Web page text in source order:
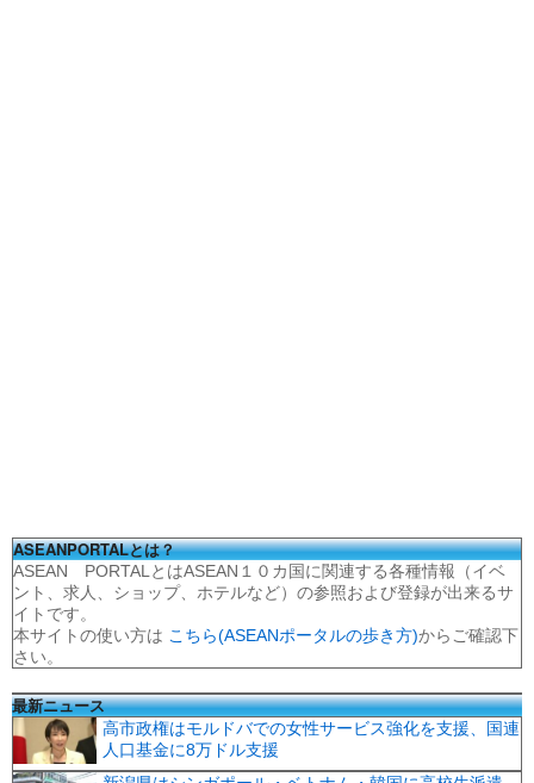
ASEANPORTALとは？
ASEAN PORTALとはASEAN１０カ国に関連する各種情報（イベ
ント、求人、ショップ、ホテルなど）の参照および登録が出来るサ
イトです。
本サイトの使い方は こちら(ASEANポータルの歩き方)からご確認下
さい。
最新ニュース
高市政権はモルドバでの女性サービス強化を支援、国連
人口基金に8万ドル支援